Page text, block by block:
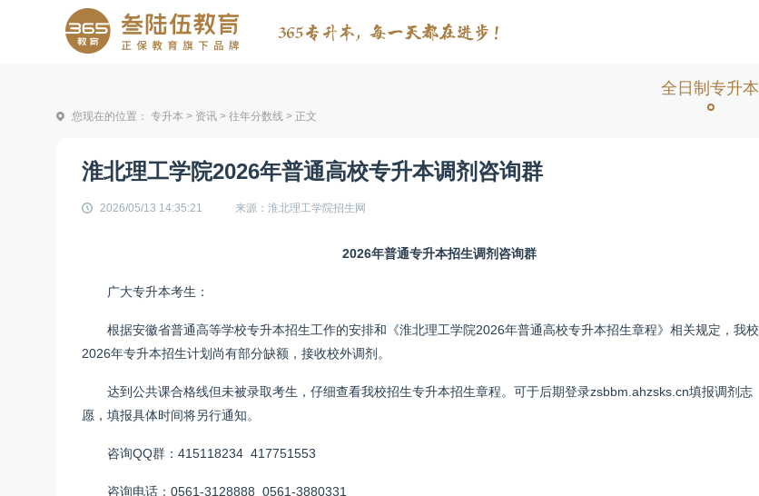
全日制专升本
您现在的位置： 专升本 > 资讯 > 往年分数线 > 正文
淮北理工学院2026年普通高校专升本调剂咨询群
2026/05/13 14:35:21 来源：淮北理工学院招生网
2026年普通专升本招生调剂咨询群
广大专升本考生：
根据安徽省普通高等学校专升本招生工作的安排和《淮北理工学院2026年普通高校专升本招生章程》相关规定，我校
2026年专升本招生计划尚有部分缺额，接收校外调剂。
达到公共课合格线但未被录取考生，仔细查看我校招生专升本招生章程。可于后期登录zsbbm.ahzsks.cn填报调剂志
愿， 填报具体时间将另行通知。
咨询QQ群：415118234 417751553
咨询电话：0561-3128888 0561-3880331